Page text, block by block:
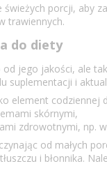
porcji, aby
trawiennych.
do diety
jego jakości, ale
suplementacji i
element codziennej
skórnymi,
zdrowotnymi, np.
od małych
i błonnika.